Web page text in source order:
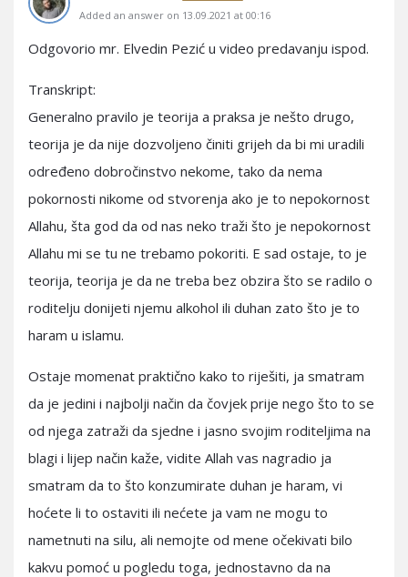
Added an answer on 13.09.2021 at 00:16
Odgovorio mr. Elvedin Pezić u video predavanju ispod.
Transkript:
Generalno pravilo je teorija a praksa je nešto drugo,
teorija je da nije dozvoljeno činiti grijeh da bi mi uradili
određeno dobročinstvo nekome, tako da nema
pokornosti nikome od stvorenja ako je to nepokornost
Allahu, šta god da od nas neko traži što je nepokornost
Allahu mi se tu ne trebamo pokoriti. E sad ostaje, to je
teorija, teorija je da ne treba bez obzira što se radilo o
roditelju donijeti njemu alkohol ili duhan zato što je to
haram u islamu.
Ostaje momenat praktično kako to riješiti, ja smatram
da je jedini i najbolji način da čovjek prije nego što to se
od njega zatraži da sjedne i jasno svojim roditeljima na
blagi i lijep način kaže, vidite Allah vas nagradio ja
smatram da to što konzumirate duhan je haram, vi
hoćete li to ostaviti ili nećete ja vam ne mogu to
nametnuti na silu, ali nemojte od mene očekivati bilo
kakvu pomoć u pogledu toga, jednostavno da na